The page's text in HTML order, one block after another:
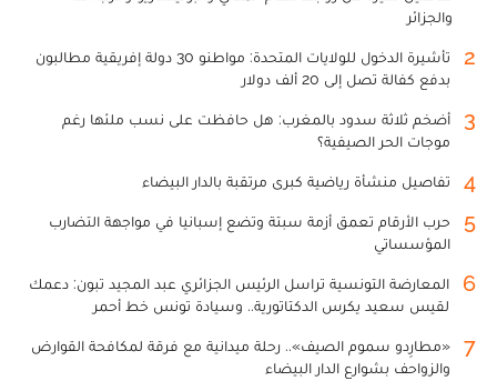
والجزائر
2
تأشيرة الدخول للولايات المتحدة: مواطنو 30 دولة إفريقية مطالبون
بدفع كفالة تصل إلى 20 ألف دولار
3
أضخم ثلاثة سدود بالمغرب: هل حافظت على نسب ملئها رغم
موجات الحر الصيفية؟
4 تفاصيل منشأة رياضية كبرى مرتقبة بالدار البيضاء
5
حرب الأرقام تعمق أزمة سبتة وتضع إسبانيا في مواجهة التضارب
المؤسساتي
6
المعارضة التونسية تراسل الرئيس الجزائري عبد المجيد تبون: دعمك
لقيس سعيد يكرس الدكتاتورية.. وسيادة تونس خط أحمر
7
«مطارِدو سموم الصيف».. رحلة ميدانية مع فرقة لمكافحة القوارض
والزواحف بشوارع الدار البيضاء